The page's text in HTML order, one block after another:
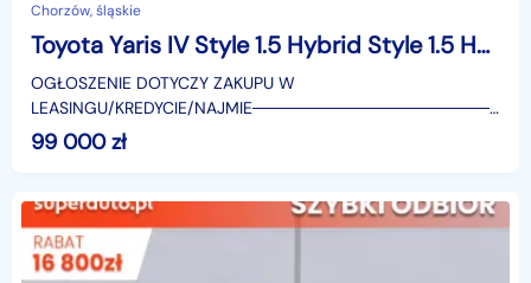
Chorzów, śląskie
Toyota Yaris IV Style 1.5 Hybrid Style 1.5 Hybrid 116KM | Podgrzewane fotele!
OGŁOSZENIE DOTYCZY ZAKUPU W
LEASINGU/KREDYCIE/
SUPERAUTO.PL?✔ Lider ryn
99 000zł